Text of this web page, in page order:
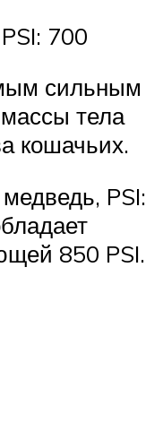
700
сильным
тела
кошачьих.
PSI:
850 PSI.